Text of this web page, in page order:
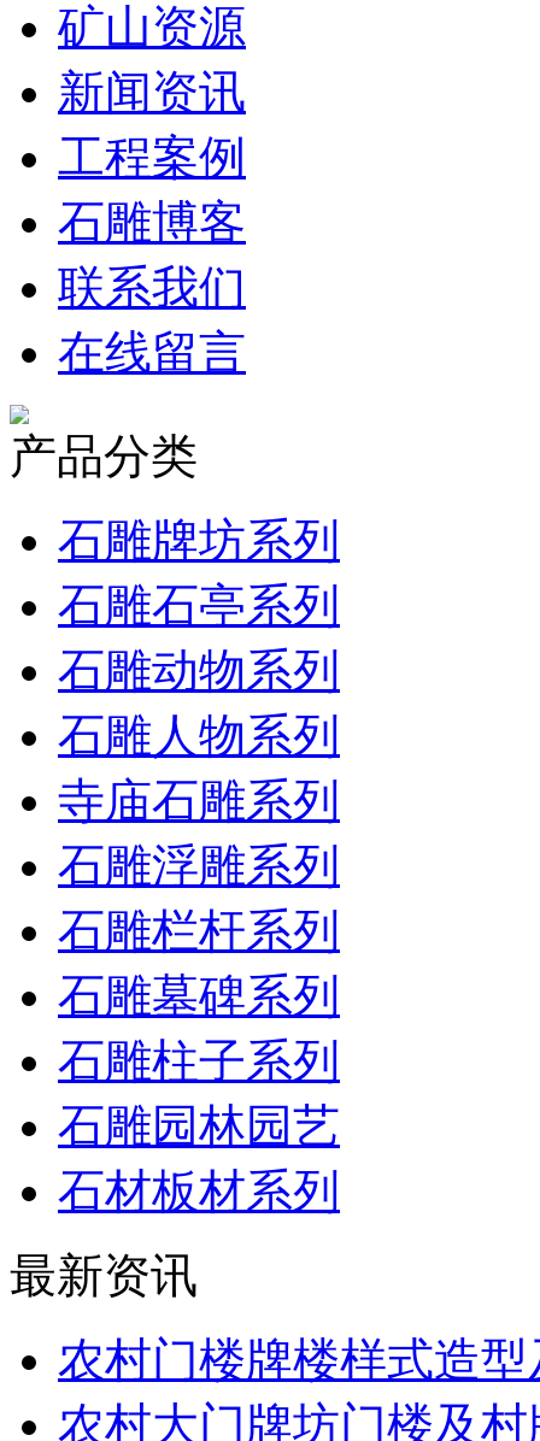
矿山资源
新闻资讯
工程案例
石雕博客
联系我们
在线留言
产品分类
石雕牌坊系列
石雕石亭系列
石雕动物系列
石雕人物系列
寺庙石雕系列
石雕浮雕系列
石雕栏杆系列
石雕墓碑系列
石雕柱子系列
石雕园林园艺
石材板材系列
最新资讯
农村门楼牌楼样式造
农村大门牌坊门楼及